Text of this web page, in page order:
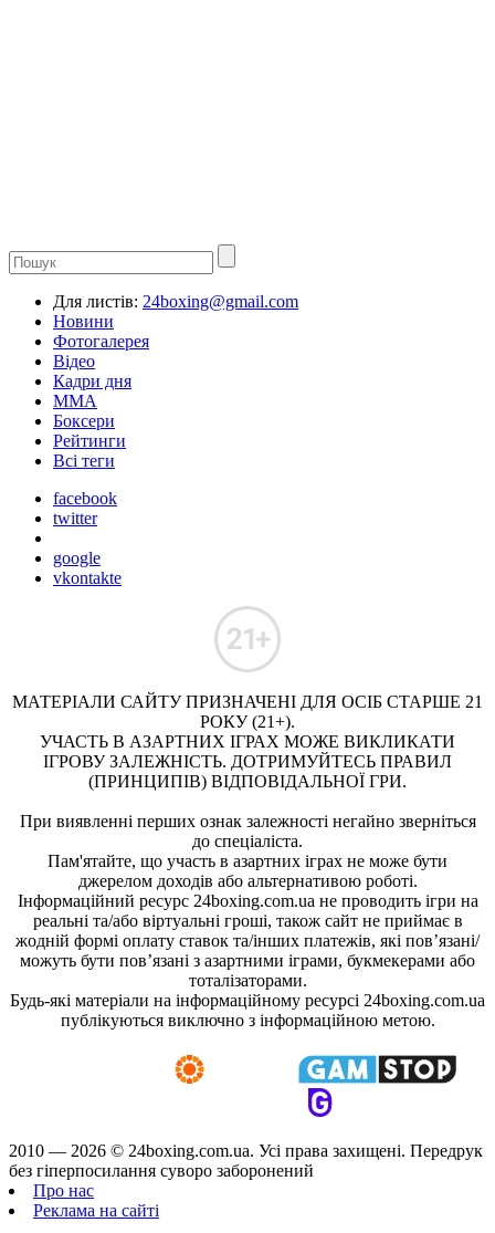
Для листів: 24boxing@gmail.com
Новини
Фотогалерея
Відео
Кадри дня
ММА
Боксери
Рейтинги
Всі теги
facebook
twitter
google
vkontakte
МАТЕРІАЛИ САЙТУ ПРИЗНАЧЕНІ ДЛЯ ОСІБ СТАРШЕ 21
РОКУ (21+).
УЧАСТЬ В АЗАРТНИХ ІГРАХ МОЖЕ ВИКЛИКАТИ
ІГРОВУ ЗАЛЕЖНІСТЬ. ДОТРИМУЙТЕСЬ ПРАВИЛ
(ПРИНЦИПІВ) ВІДПОВІДАЛЬНОЇ ГРИ.
При виявленні перших ознак залежності негайно зверніться
до спеціаліста.
Пам'ятайте, що участь в азартних іграх не може бути
джерелом доходів або альтернативою роботі.
Інформаційний ресурс 24boxing.com.ua не проводить ігри на
реальні та/або віртуальні гроші, також сайт не приймає в
жодній формі оплату ставок та/інших платежів, які пов’язані/
можуть бути пов’язані з азартними іграми, букмекерами або
тоталізаторами.
Будь-які матеріали на інформаційному ресурсі 24boxing.com.ua
публікуються виключно з інформаційною метою.
2010 — 2026 © 24boxing.com.ua. Усi права захищенi. Передрук
без гіперпосилання суворо заборонений
Про нас
Реклама на сайті